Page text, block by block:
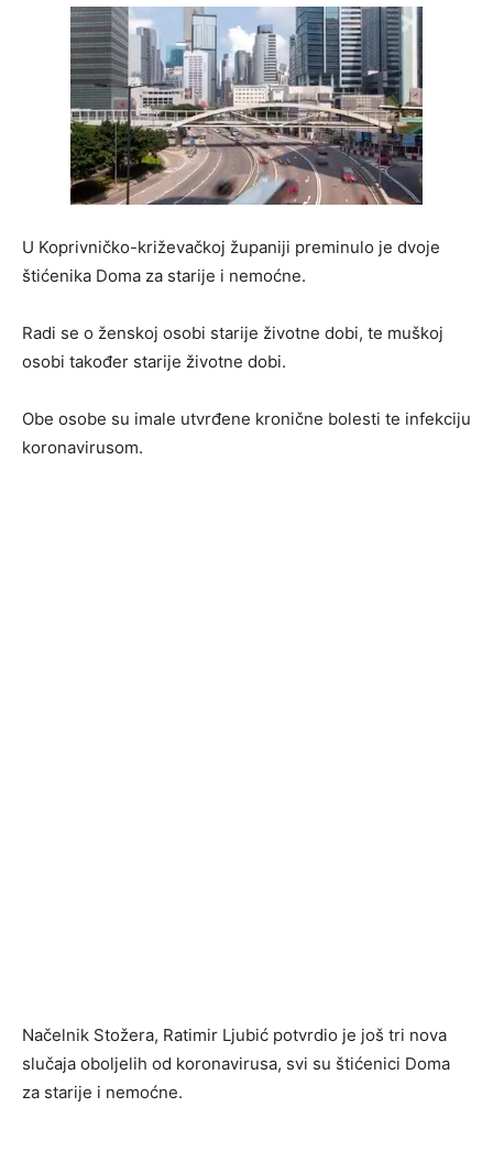
U Koprivničko-križevačkoj županiji preminulo je dvoje
štićenika Doma za starije i nemoćne.
Radi se o ženskoj osobi starije životne dobi, te muškoj
osobi također starije životne dobi.
Obe osobe su imale utvrđene kronične bolesti te infekciju
koronavirusom.
Načelnik Stožera, Ratimir Ljubić potvrdio je još tri nova
slučaja oboljelih od koronavirusa, svi su štićenici Doma
za starije i nemoćne.